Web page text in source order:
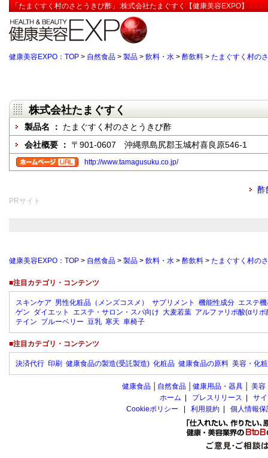
「たまぐすく村のさとうきび酢」:株式会社たまぐすく【健康美容EXPO】
健康美容EXPO：TOP > 自然食品 > 製品 > 飲料・水 > 酢飲料 > たまぐすく村の
株式会社たまぐすく
製品名 ： たまぐすく村のさとうきび酢
会社概要 ： 〒901-0607 沖縄県島尻郡玉城村喜良原546-1
http://www.tamagusuku.co.jp/
酢
PRサイト
健康美容EXPO：TOP > 自然食品 > 製品 > 飲料・水 > 酢飲料 > たまぐすく村の
■注目カテゴリ・コンテンツ
スキンケア 男性化粧品（メンズコスメ） サプリメント 機能性成分 エステ
ゲン ダイエット エステ・サロン・スパ向け 大麦若葉 アルファリポ酸(αリポ
テイン ブルーベリー 豆乳 寒天 車椅子
■注目カテゴリ・コンテンツ
決済代行 印刷 健康食品の製造(受託製造) 化粧品 健康食品の原料 美容・化
健康食品 自然食品 健康用品・器具 美容
ホーム
プレスリリース
サ
Cookieポリシー
利用規約 個人情報